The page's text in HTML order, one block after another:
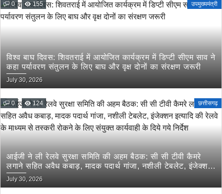
0 155 उपमुख्यमंत्री
विश्व बाघ दिवस: शिवतराई में आयोजित कार्यक्रम में डिप्टी सीएम साव ने
कहा पर्यावरण संतुलन के लिए बाघ और वृक्ष दोनों का संरक्षण जरूरी
July 30, 2026
0 124 छत्तीसगढ़
आईजी ने ली रेलवे सुरक्षा समिति की अहम बैठक: सी सी टीवी कैमरे
लगाने सहित अवैध कबाड़, मादक पदार्थ गांजा, नशीली टेबलेट, इंजेक्शन
इत्यादि की रेलवे के माध्यम से तस्करी रोकने के लिए संयुक्त कार्यवाही
के दिये गये निर्देश
July 30, 2026